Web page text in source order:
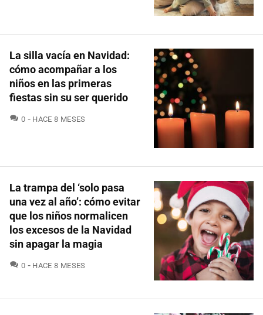
La silla vacía en Navidad:
cómo acompañar a los
niños en las primeras
fiestas sin su ser querido
0 COMENTARIOS
HACE 8 MESES
La trampa del ‘solo pasa
una vez al año’: cómo evitar
que los niños normalicen
los excesos de la Navidad
sin apagar la magia
0 COMENTARIOS
HACE 8 MESES